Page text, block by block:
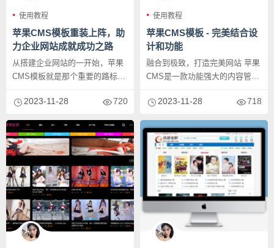
使用教程
苹果CMS模板重装上阵，助
力企业网站成就成功之路
从搭建企业网站的一开始，苹果
CMS模板就是那个重要的路标，
功。苹...
2023-11-28 720
使用教程
苹果CMS模板 - 完美结合设
计和功能
融合到极致，打造完美网站 苹果
CMS是一款功能强大的内容管理
合...2023-11-28 718